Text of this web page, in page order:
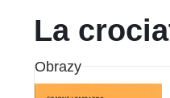
La
Obrazy